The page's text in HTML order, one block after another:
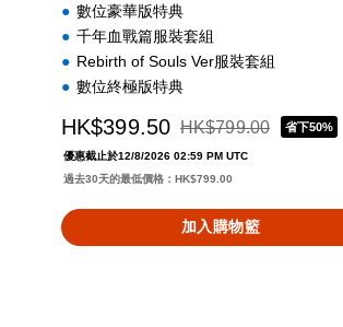
數位豪華版特典
千年血戰篇服裝套組
Rebirth of Souls Ver服裝套組
數位終極版特典
HK$399.50 折扣前原價為HK$799.00
HK$799.00 省下50%
優惠截止於12/8/2026 02:59 PM UTC
過去30天的最低價格：HK$799.00
加入購物籃